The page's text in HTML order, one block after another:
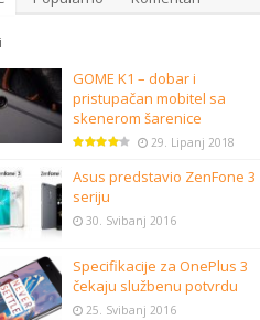
GOME K1 – dobar i
pristupačan mobitel sa
skenerom šarenice
29. Lipanj 2018
Asus predstavio ZenFone 3
seriju
30. Svibanj 2016
Specifikacije za OnePlus 3
čekaju službenu potvrdu
25. Svibanj 2016